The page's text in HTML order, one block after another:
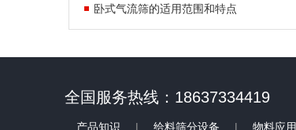
卧式气流筛的适用范围和特点
全国服务热线：18637334419
产品知识 | 给料筛分设备 | 物料应用